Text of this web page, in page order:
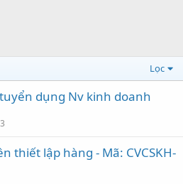
Lọc
dụng Nv kinh doanh
thiết lập hàng - Mã: CVCSKH-